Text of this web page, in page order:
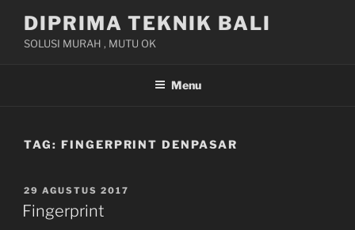
content
DIPRIMA TEKNIK BALI
SOLUSI MURAH , MUTU OK
Menu
TAG: FINGERPRINT DENPASAR
POSTED
ON
29 AGUSTUS 2017
Fingerprint